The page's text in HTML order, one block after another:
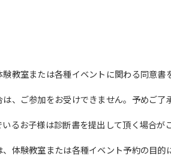
教室または各種イベントに関わる同意書
、ご参加をお受けできません。予めご了
るお子様は診断書を提出して頂く場合が
体験教室または各種イベント予約の目的
For
Central
English.
automatic